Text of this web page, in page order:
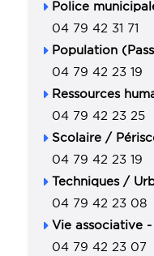
Police
04 79 42 31 71
Population
04 79 42 23 19
Ressources
04 79 42 23 25
Scolaire /
04 79 42 23 19
Techniques /
04 79 42 23 08
Vie associative
04 79 42 23 07